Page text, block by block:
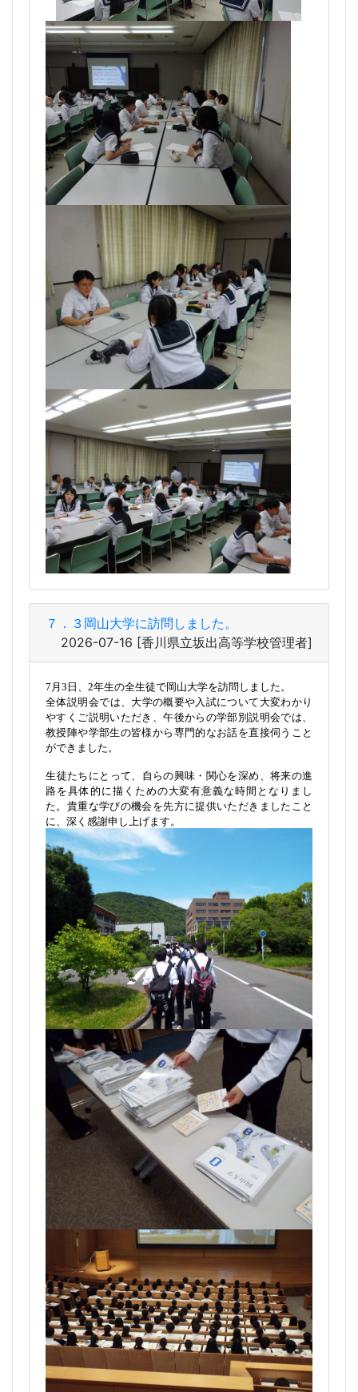
７．３岡山大学に訪問しました。
2026-07-16[香川県立坂出高等学校管理者]
全体説明会では、大学の概要や入試について大変わかり
やすくご説明いただき、午後からの学部別説明会では、
教授陣や学部生の皆様から専門的なお話を直接伺うこと
ができました。
生徒たちにとって、自らの興味・関心を深め、将来の進
路を具体的に描くための大変有意義な時間となりまし
た。貴重な学びの機会を先方に提供いただきましたこと
に、深く感謝申し上げます。